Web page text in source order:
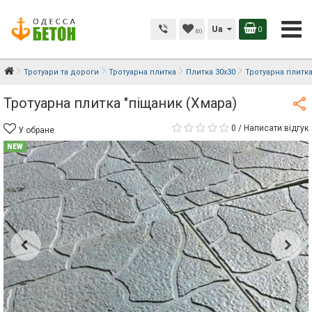
(0) Ua 0
Тротуари та дороги Тротуарна плитка Плитка 30х30 Тротуарна
Тротуарна плитка "піщаник (Хмара)
У обране 0 / Написати відгук
NEW